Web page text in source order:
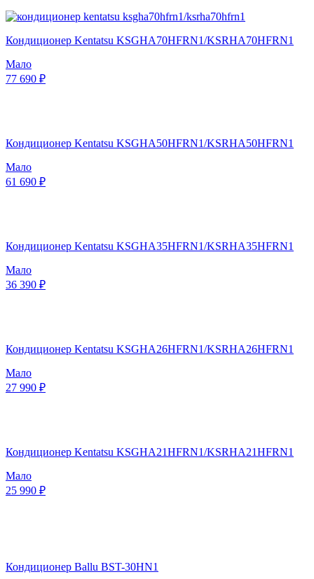
Кондиционер Kentatsu KSGHA70HFRN1/KSRHA70HFRN1
Мало
77 690 ₽
Кондиционер Kentatsu KSGHA50HFRN1/KSRHA50HFRN1
Мало
61 690 ₽
Кондиционер Kentatsu KSGHA35HFRN1/KSRHA35HFRN1
Мало
36 390 ₽
Кондиционер Kentatsu KSGHA26HFRN1/KSRHA26HFRN1
Мало
27 990 ₽
Кондиционер Kentatsu KSGHA21HFRN1/KSRHA21HFRN1
Мало
25 990 ₽
Кондиционер Ballu BST-30HN1